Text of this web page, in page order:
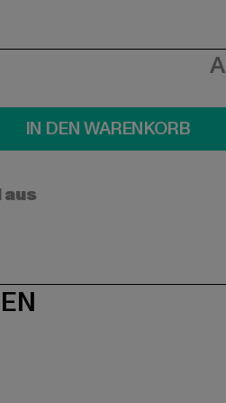
IN DEN WARENKORB